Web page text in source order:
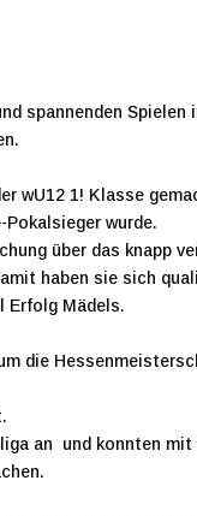
spannenden
wU12 1! Klasse
wurde.
über das knapp
haben sie sich
Erfolg Mädels.
die
an und konnten